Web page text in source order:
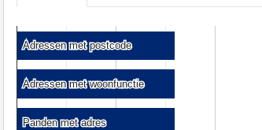
Adressen met postcode
Adressen met postcode
Adressen met woonfunctie
Adressen met woonfunctie
Panden met adres
Panden met adres